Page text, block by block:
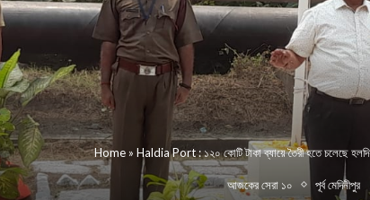
Home » Haldia Port : ১২০ কোটি টাকা ব্যায়ে তৈরী হতে চলেছে হলদিয়া
আজকের সেরা ১০ পূর্ব মেদিনীপুর